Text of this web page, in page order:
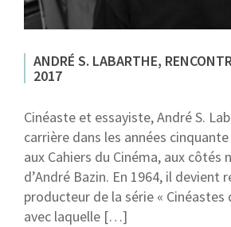
ANDRÉ S. LABARTHE,
2017
Cinéaste et essayiste, André S.
carrière dans les années
aux Cahiers du Cinéma, aux côtés
d’André Bazin. En 1964, il devient
producteur de la série «
avec laquelle […]